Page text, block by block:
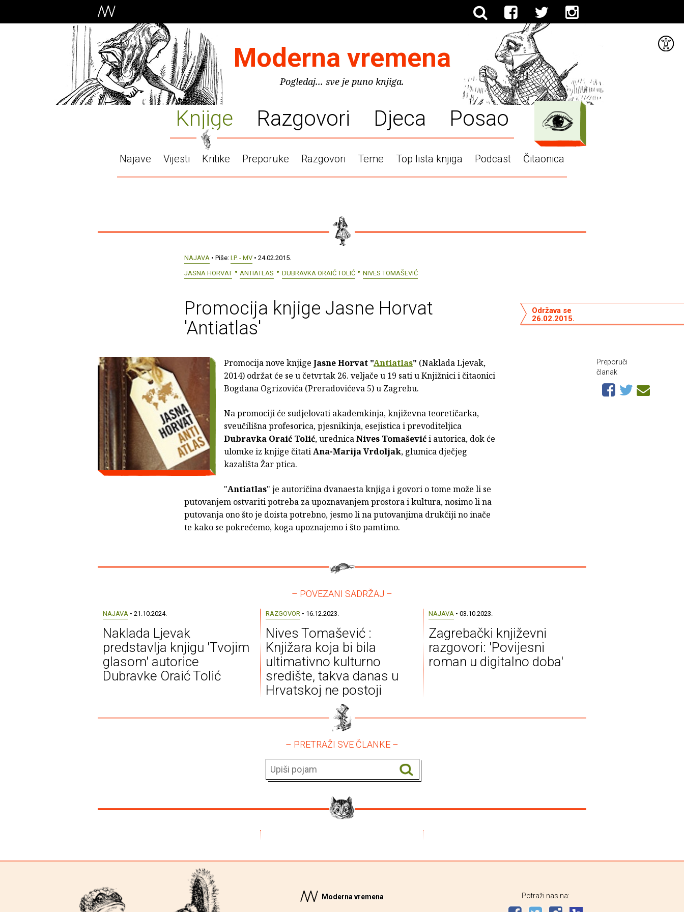
Moderna vremena
Pogledaj... sve je puno knjiga.
Knjige Razgovori Djeca Posao
Najave Vijesti Kritike Preporuke Razgovori Teme Top lista knjiga Podcast Čitaonica
NAJAVA • Piše: I.P. - MV • 24.02.2015.
JASNA HORVAT
ANTIATLAS DUBRAVKA ORAIĆ TOLIĆ NIVES TOMAŠEVIĆ
Promocija knjige Jasne Horvat
'Antiatlas'
Održava se
26.02.2015.
Promocija nove knjige Jasne Horvat "Antiatlas" (Naklada Ljevak,
2014) održat će se u četvrtak 26. veljače u 19 sati u Knjižnici i čitaonici
Bogdana Ogrizovića (Preradovićeva 5) u Zagrebu.
Na promociji će sudjelovati akademkinja, književna teoretičarka,
sveučilišna profesorica, pjesnikinja, esejistica i prevoditeljica
Dubravka Oraić Tolić, urednicaNives Tomaševići autorica, dok će
ulomke iz knjige čitatiAna-Marija Vrdoljak, glumica dječjeg
kazališta Žar ptica.
"Antiatlas" je autoričina dvanaesta knjiga i govori o tome može li se
putovanjem ostvariti potreba za upoznavanjem prostora i kultura, nosimo li na
putovanja ono što je doista potrebno, jesmo li na putovanjima drukčiji no inače
te kako se pokrećemo, koga upoznajemo i što pamtimo.
Preporuči
članak
– POVEZANI SADRŽAJ –
NAJAVA • 21.10.2024.
Naklada Ljevak
predstavlja knjigu 'Tvojim
glasom' autorice
Dubravke Oraić Tolić
RAZGOVOR • 16.12.2023.
Nives Tomašević :
Knjižara koja bi bila
ultimativno kulturno
središte, takva danas u
Hrvatskoj ne postoji
NAJAVA • 03.10.2023.
Zagrebački književni
razgovori: 'Povijesni
roman u digitalno doba'
– PRETRAŽI SVE ČLANKE –
Moderna vremena Potraži nas na: